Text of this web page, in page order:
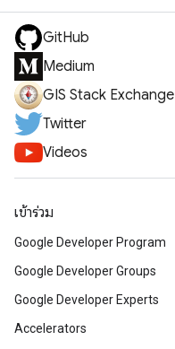
GitHub
Medium
GIS Stack Exchange
Twitter
Videos
เข้าร่วม
Google Developer Program
Google Developer Groups
Google Developer Experts
Accelerators